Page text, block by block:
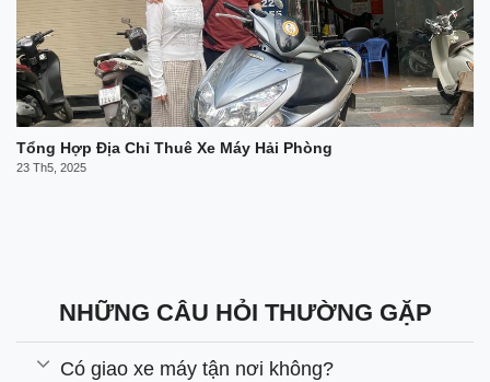
Tổng Hợp Địa Chỉ Thuê Xe Máy Hải Phòng
23 Th5, 2025
NHỮNG CÂU HỎI THƯỜNG GẶP
Có giao xe máy tận nơi không?